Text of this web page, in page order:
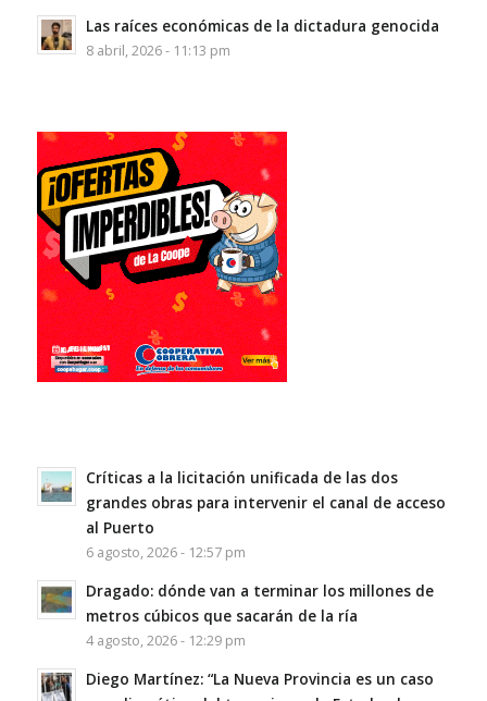
Las raíces económicas de la dictadura genocida
8 abril, 2026 - 11:13 pm
Críticas a la licitación unificada de las dos
grandes obras para intervenir el canal de acceso
al Puerto
6 agosto, 2026 - 12:57 pm
Dragado: dónde van a terminar los millones de
metros cúbicos que sacarán de la ría
4 agosto, 2026 - 12:29 pm
Diego Martínez: “La Nueva Provincia es un caso